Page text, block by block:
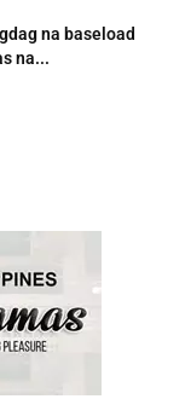
na baseload
na...